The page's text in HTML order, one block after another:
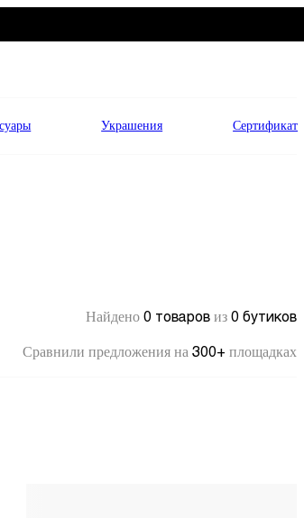
Украшения Сертификат
Найдено 0 товаров из 0 бутиков
Сравнили предложения на 300+ площадках